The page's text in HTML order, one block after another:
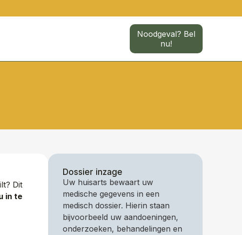
Noodgeval? Bel
nu!
Dit
in te
Dossier inzage
Uw huisarts bewaart uw
medische gegevens in een
medisch dossier. Hierin staan
bijvoorbeeld uw aandoeningen,
onderzoeken, behandelingen en